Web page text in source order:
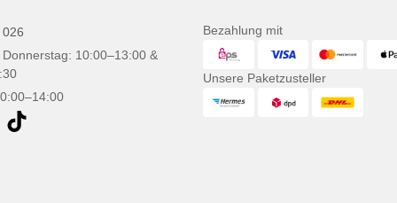
10:00–13:00 &
Bezahlung mit
Unsere Paketzusteller